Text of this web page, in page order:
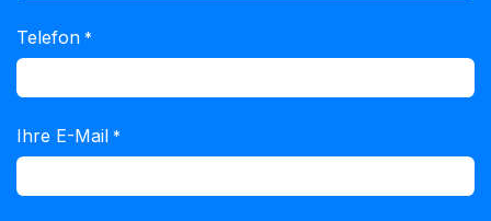
Telefon *
Ihre E-Mail *